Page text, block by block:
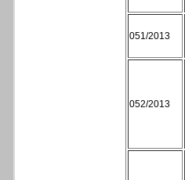
051/2013
052/2013